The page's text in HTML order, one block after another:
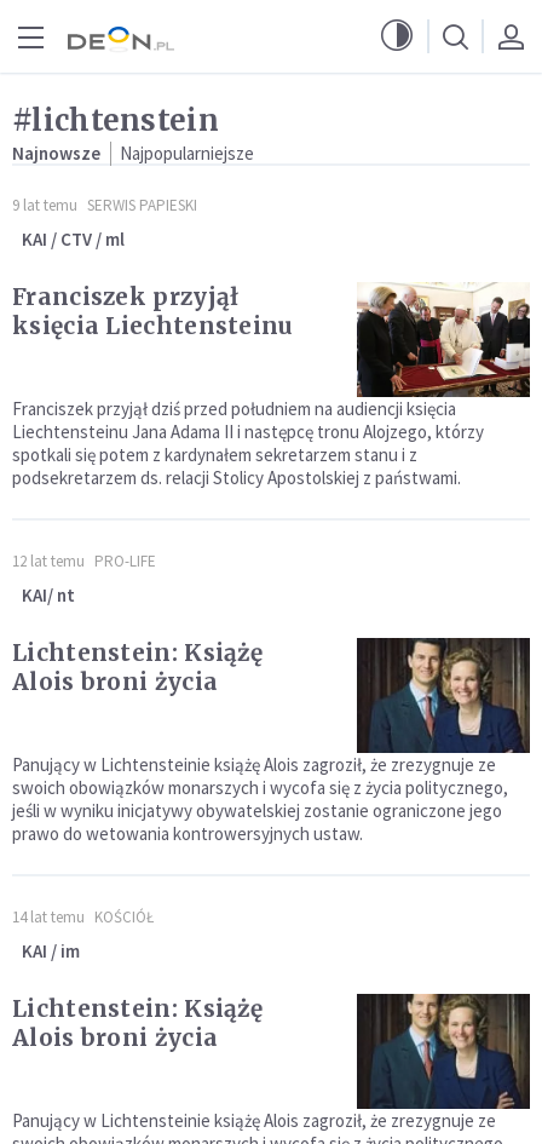
#lichtenstein
Najnowsze Najpopularniejsze
9 lat temu SERWIS PAPIESKI
KAI / CTV / ml
Franciszek przyjął
księcia Liechtensteinu
Franciszek przyjął dziś przed południem na audiencji księcia
Liechtensteinu Jana Adama II i następcę tronu Alojzego, którzy
spotkali się potem z kardynałem sekretarzem stanu i z
podsekretarzem ds. relacji Stolicy Apostolskiej z państwami.
12 lat temu PRO-LIFE
KAI/ nt
Lichtenstein: Książę
Alois broni życia
Panujący w Lichtensteinie książę Alois zagroził, że zrezygnuje ze
swoich obowiązków monarszych i wycofa się z życia politycznego,
jeśli w wyniku inicjatywy obywatelskiej zostanie ograniczone jego
prawo do wetowania kontrowersyjnych ustaw.
14 lat temu KOŚCIÓŁ
KAI / im
Lichtenstein: Książę
Alois broni życia
Panujący w Lichtensteinie książę Alois zagroził, że zrezygnuje ze